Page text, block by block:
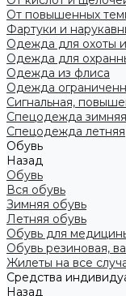
От повышенных
Фартуки и
Одежда для охоты
Одежда для
Одежда из флиса
Одежда
Сигнальная,
Спецодежда зимняя
Спецодежда летняя
Обувь
Назад
Обувь
Вся обувь
Зимняя обувь
Летняя обувь
Обувь для
Обувь резиновая,
Жилеты на все
Средства
Назад